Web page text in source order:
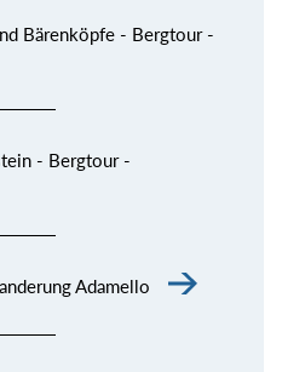
Bärenköpfe - Bergtour -
- Bergtour -
Adamello